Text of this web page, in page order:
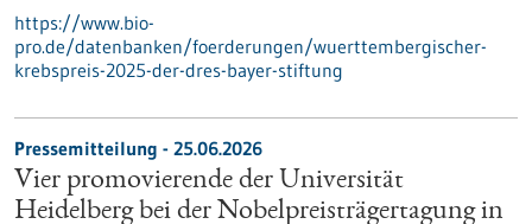
https://www.bio-
pro.de/datenbanken/foerderungen/wuerttembergischer-
krebspreis-2025-der-dres-bayer-stiftung
Pressemitteilung - 25.06.2026
Vier promovierende der Universität
Heidelberg bei der Nobelpreisträgertagung in